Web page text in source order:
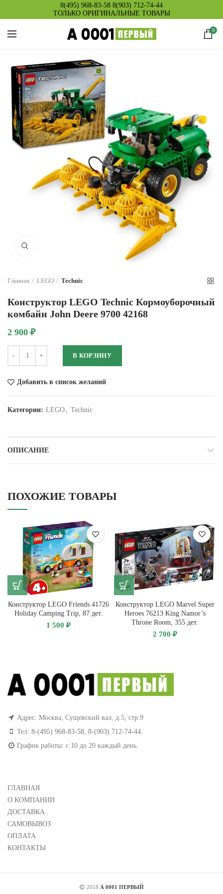
8(495) 968-83-58 8(903) 712-74-44
ТОЛЬКО ОРИГИНАЛЬНЫЕ ТОВАРЫ
0
Главная LEGO Technic
Конструктор LEGO Technic Кормоуборочный
комбайн John Deere 9700 42168
2 900 ₽
В КОРЗИНУ
Добавить в список желаний
Категории: LEGO , Technic
ОПИСАНИЕ
ПОХОЖИЕ ТОВАРЫ
Конструктор LEGO Friends 41726
Holiday Camping Trip, 87 дет.
1 500 ₽
Конструктор LEGO Marvel Super
Heroes 76213 King Namor’s
Throne Room, 355 дет.
2 700 ₽
Адрес: Москва, Сущевский вал, д.5, стр.9
Тел: 8-(495) 968-83-58, 8-(903) 712-74-44.
График работы: с 10 до 20 каждый день.
ГЛАВНАЯ
О КОМПАНИИ
ДОСТАВКА
САМОВЫВОЗ
ОПЛАТА
КОНТАКТЫ
2018 А 0001 ПЕРВЫЙ